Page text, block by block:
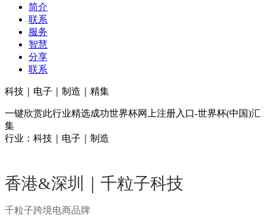
简介
联系
服务
智慧
分享
联系
科技｜电子｜制造｜精集
一键欣赏此行业精选成功世界杯网上注册入口-世界杯(中国)汇
集
行业：科技｜电子｜制造
香港&深圳｜千粒子科技
千粒子跨境电商品牌